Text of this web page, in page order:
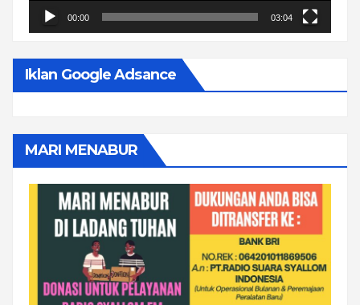
00:00 03:04
Iklan Google Adsance
MARI MENABUR